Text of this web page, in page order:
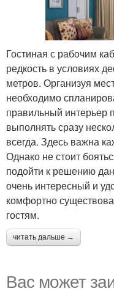
Гостиная с рабочим
редкость в условиях
метров. Организуя
необходимо
правильный интерьер
выполнять сразу
всегда. Здесь важна
Однако не стоит
подойти к решению
очень интересный и
комфортно
гостям.
читать дальше →
Вас может